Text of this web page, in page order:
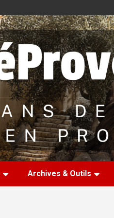
Archives & Outils